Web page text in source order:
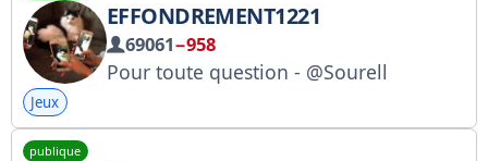
EFFONDREMENT1221
69061−958
Pour toute question - @Sourell
Jeux
publique